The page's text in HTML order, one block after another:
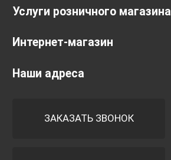
Услуги розничного магазина
Интернет-магазин
Наши адреса
ЗАКАЗАТЬ ЗВОНОК